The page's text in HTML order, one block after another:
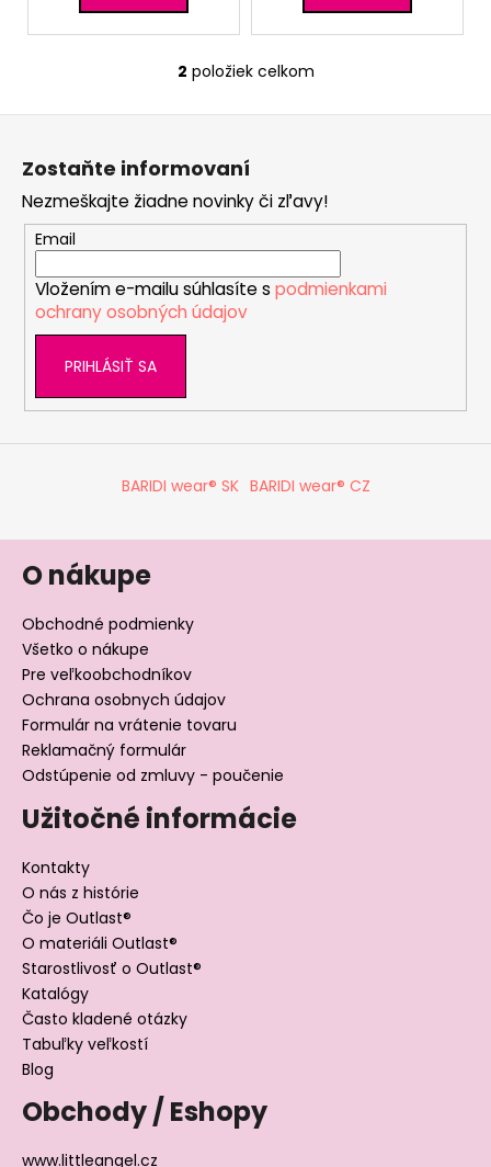
v
O
á
d
a
c
i
e
p
r
v
ý
i
u
2 položiek celkom
Zostaňte informovaní
Nezmeškajte žiadne novinky či zľavy!
Email
Vložením e-mailu súhlasíte s podmienkami
ochrany osobných údajov
PRIHLÁSIŤ SA
BARIDI wear® SK BARIDI wear® CZ
O nákupe
Obchodné podmienky
Všetko o nákupe
Pre veľkoobchodníkov
Ochrana osobnych údajov
Formulár na vrátenie tovaru
Reklamačný formulár
Odstúpenie od zmluvy - poučenie
Užitočné informácie
Kontakty
O nás z histórie
Čo je Outlast®
O materiáli Outlast®
Starostlivosť o Outlast®
Katalógy
Často kladené otázky
Tabuľky veľkostí
Blog
Obchody / Eshopy
www.littleangel.cz